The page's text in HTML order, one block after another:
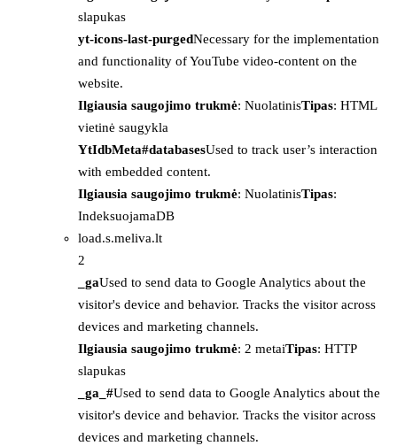
slapukas
yt-icons-last-purgedNecessary for the implementation
and functionality of YouTube video-content on the
website.
Ilgiausia saugojimo trukmė: NuolatinisTipas: HTML
vietinė saugykla
YtIdbMeta#databasesUsed to track user’s interaction
with embedded content.
Ilgiausia saugojimo trukmė: NuolatinisTipas:
IndeksuojamaDB
load.s.meliva.lt
2
_gaUsed to send data to Google Analytics about the
visitor's device and behavior. Tracks the visitor across
devices and marketing channels.
Ilgiausia saugojimo trukmė: 2 metaiTipas: HTTP
slapukas
_ga_#Used to send data to Google Analytics about the
visitor's device and behavior. Tracks the visitor across
devices and marketing channels.